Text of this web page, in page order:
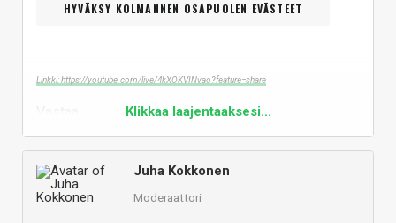
HYVÄKSY KOLMANNEN OSAPUOLEN EVÄSTEET
Linkki: https://youtube.com/live/4kXOKVINvao?feature=share
Klikkaa laajentaaksesi...
Juha Kokkonen
Moderaattori